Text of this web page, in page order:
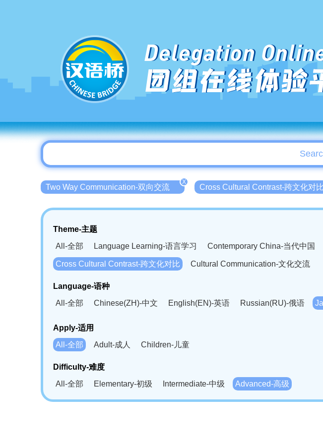
Delegation
团组在线体验
Two Way Communication-双向交流
X
Cross Cultural Contrast-跨文化对比
Theme-主题
All-全部
Language Learning-语言学习 Contemporary China-当代中国
Cross Cultural Contrast-跨文化对比 Cultural Communication-文化交流
Language-语种
All-全部
Chinese(ZH)-中文 English(EN)-英语 Russian(RU)-俄语
Bahasa Melayu(MS)-马来语
Swahili(SW)-斯瓦西里语
Kampuchea(KH)-柬埔寨语
Apply-适用
All-全部
Adult-成人 Children-儿童
Difficulty-难度
All-全部
Elementary-初级 Intermediate-中级 Advanced-高级